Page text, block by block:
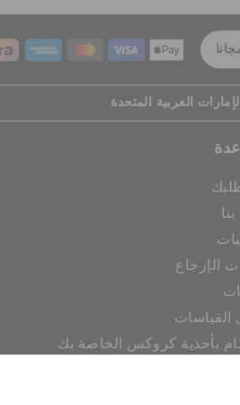
الإمارات العربية المتحدة
الإرجاع
القياسات
بأحذية كروكس الخاصة بك